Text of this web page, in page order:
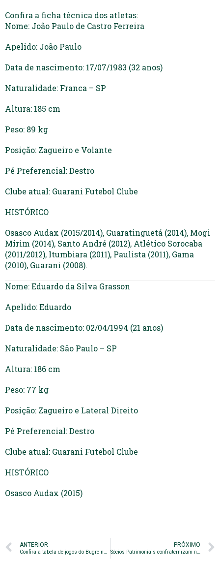
Confira a ficha técnica dos atletas:
Nome: João Paulo de Castro Ferreira
Apelido: João Paulo
Data de nascimento: 17/07/1983 (32 anos)
Naturalidade: Franca – SP
Altura: 185 cm
Peso: 89 kg
Posição: Zagueiro e Volante
Pé Preferencial: Destro
Clube atual: Guarani Futebol Clube
HISTÓRICO
Osasco Audax (2015/2014), Guaratinguetá (2014), Mogi
Mirim (2014), Santo André (2012), Atlético Sorocaba
(2011/2012), Itumbiara (2011), Paulista (2011), Gama
(2010), Guarani (2008).
Nome: Eduardo da Silva Grasson
Apelido: Eduardo
Data de nascimento: 02/04/1994 (21 anos)
Naturalidade: São Paulo – SP
Altura: 186 cm
Peso: 77 kg
Posição: Zagueiro e Lateral Direito
Pé Preferencial: Destro
Clube atual: Guarani Futebol Clube
HISTÓRICO
Osasco Audax (2015)
ANTERIOR
Confira a tabela de jogos do Bugre na 47ª Copa São Paulo
PRÓXIMO
Sócios Patrimoniais confraternizam no Brinco